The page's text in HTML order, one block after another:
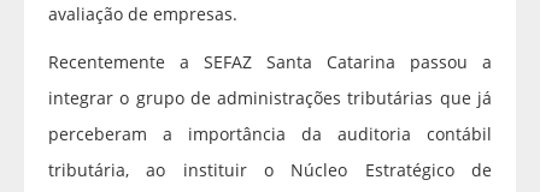
avaliação de empresas.
Recentemente a SEFAZ Santa Catarina passou a
integrar o grupo de administrações tributárias que já
perceberam a importância da auditoria contábil
tributária, ao instituir o Núcleo Estratégico de